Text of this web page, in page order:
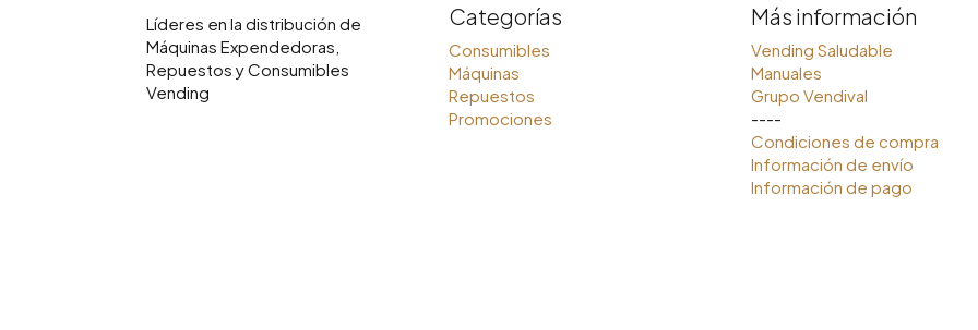
Líderes en la distribución de
Máquinas Expendedoras,
Repuestos y Consumibles
Vending
Categorías
Consumibles
Máquinas
Repuestos
Promociones
Más información
Vending Saludable
Manuales
Grupo Vendival
----
Condiciones de compra
Información de envío
Información de pago